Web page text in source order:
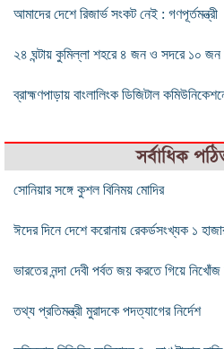
আমাদের দেশে রিজার্ভ সংকট নেই : গণপূর্তমন্ত্রী
২৪ ঘন্টায় কুমিল্লা শহরে ৪ জন ও সদরে ১০
ব্রাহ্মণপাড়ায় বাংলালিংক ডিজিটাল
সর্বাধিক
সোনিয়ার সঙ্গে কুশল বিনিময় মোদির
ঈদের দিনে দেশে করোনায় রেকর্ডসংখ্যক ১
ভারতের নন্দা দেবী পর্বত জয় করতে গিয়ে
তথ্য প্রতিমন্ত্রী মুরাদকে পদত্যাগের নির্দেশ